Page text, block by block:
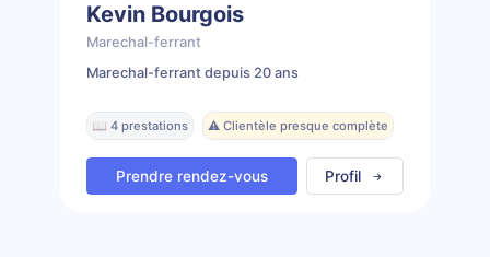
Kevin Bourgois
Marechal-ferrant
Marechal-ferrant depuis 20 ans
📖 4 prestations ⚠️ Clientèle presque complète
Prendre rendez-vous Profil